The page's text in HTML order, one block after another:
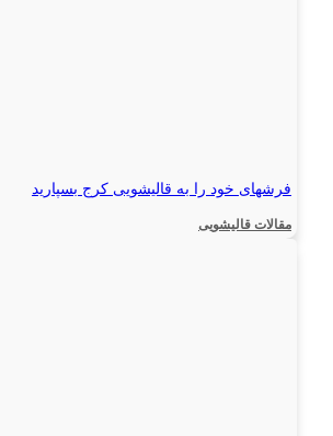
فرشهای خود را به قالیشویی کرج بسپارید
مقالات قالیشویی